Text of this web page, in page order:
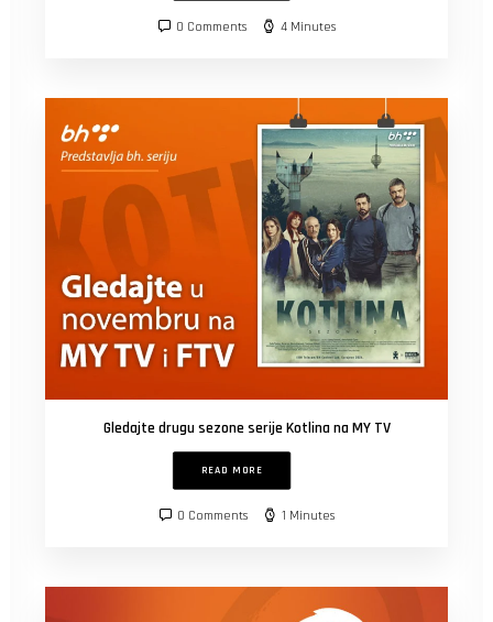
0 Comments 4 Minutes
Gledajte drugu sezone serije Kotlina na MY TV
READ MORE
0 Comments 1 Minutes